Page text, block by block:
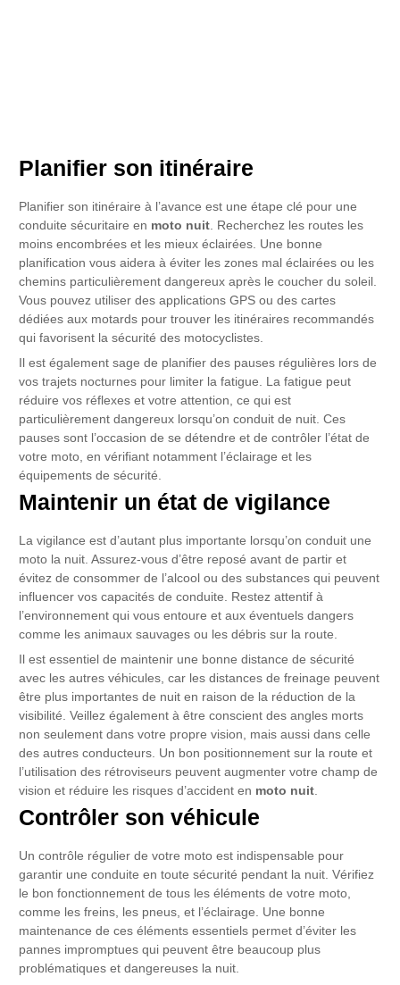
Planifier son itinéraire
Planifier son itinéraire à l’avance est une étape clé pour une
conduite sécuritaire en moto nuit. Recherchez les routes les
moins encombrées et les mieux éclairées. Une bonne
planification vous aidera à éviter les zones mal éclairées ou les
chemins particulièrement dangereux après le coucher du soleil.
Vous pouvez utiliser des applications GPS ou des cartes
dédiées aux motards pour trouver les itinéraires recommandés
qui favorisent la sécurité des motocyclistes.
Il est également sage de planifier des pauses régulières lors de
vos trajets nocturnes pour limiter la fatigue. La fatigue peut
réduire vos réflexes et votre attention, ce qui est
particulièrement dangereux lorsqu’on conduit de nuit. Ces
pauses sont l’occasion de se détendre et de contrôler l’état de
votre moto, en vérifiant notamment l’éclairage et les
équipements de sécurité.
Maintenir un état de vigilance
La vigilance est d’autant plus importante lorsqu’on conduit une
moto la nuit. Assurez-vous d’être reposé avant de partir et
évitez de consommer de l’alcool ou des substances qui peuvent
influencer vos capacités de conduite. Restez attentif à
l’environnement qui vous entoure et aux éventuels dangers
comme les animaux sauvages ou les débris sur la route.
Il est essentiel de maintenir une bonne distance de sécurité
avec les autres véhicules, car les distances de freinage peuvent
être plus importantes de nuit en raison de la réduction de la
visibilité. Veillez également à être conscient des angles morts
non seulement dans votre propre vision, mais aussi dans celle
des autres conducteurs. Un bon positionnement sur la route et
l’utilisation des rétroviseurs peuvent augmenter votre champ de
vision et réduire les risques d’accident en moto nuit
Contrôler son véhicule
Un contrôle régulier de votre moto est indispensable pour
garantir une conduite en toute sécurité pendant la nuit. Vérifiez
le bon fonctionnement de tous les éléments de votre moto,
comme les freins, les pneus, et l’éclairage. Une bonne
maintenance de ces éléments essentiels permet d’éviter les
pannes impromptues qui peuvent être beaucoup plus
problématiques et dangereuses la nuit.